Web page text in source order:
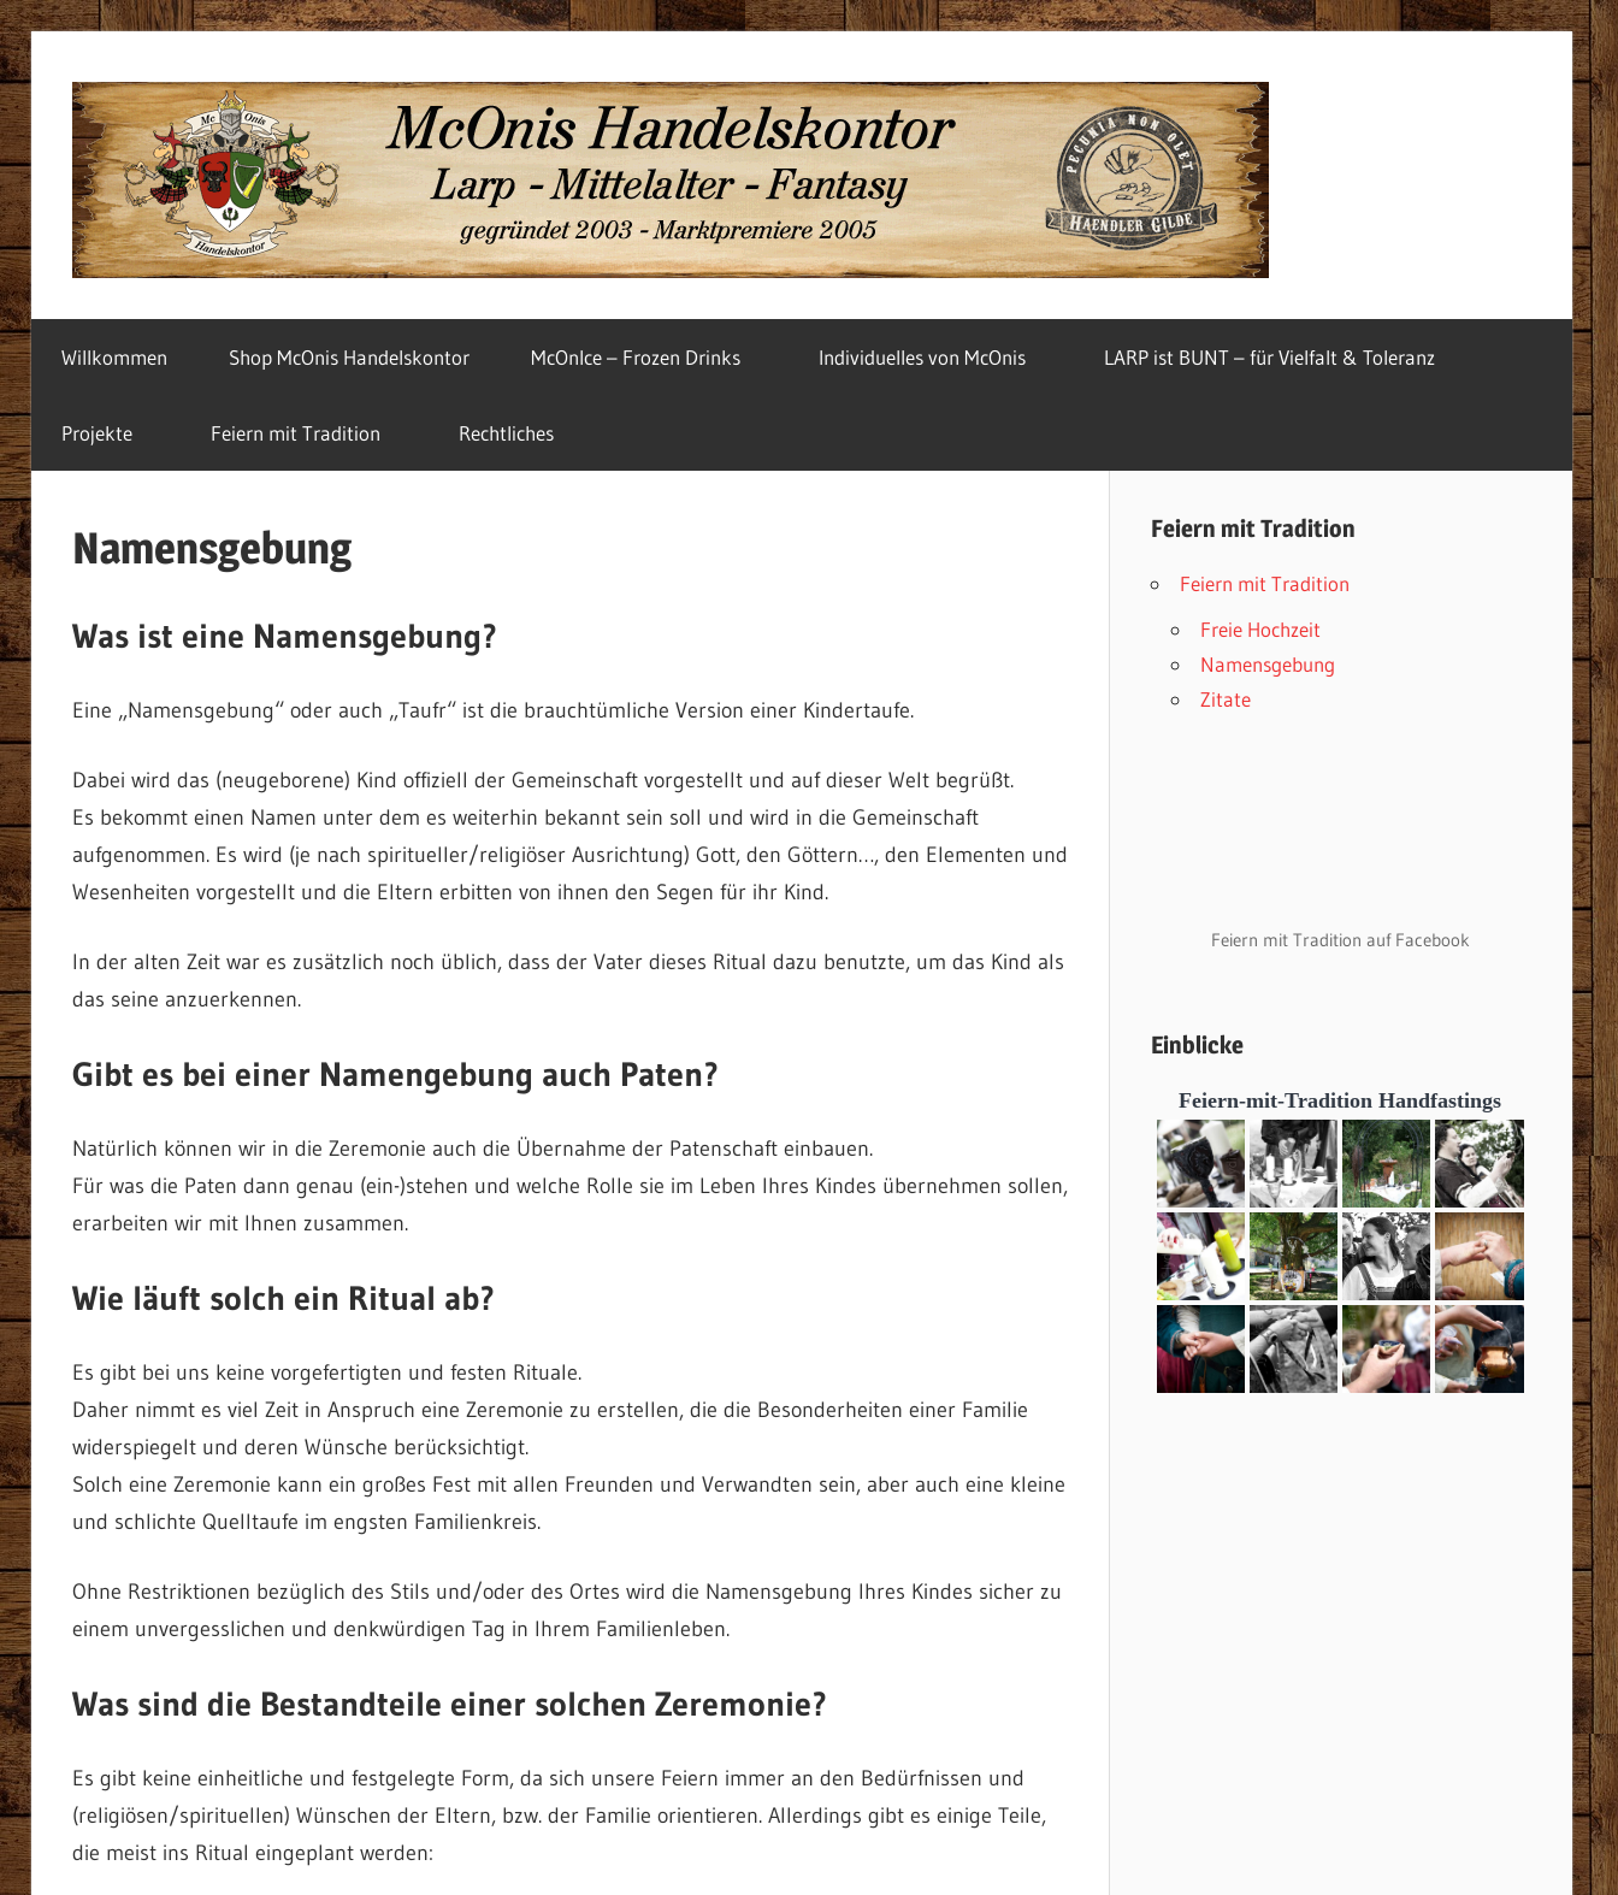
Zum
Inhalt
springen
Angebote
Willkommen
Shop McOnis Handelskontor McOnIce – Frozen Drinks Individuelles von McOnis LARP ist BUNT – für Vielfalt & Toleranz
Projekte Feiern mit Tradition Rechtliches
Namensgebung
Was ist eine Namensgebung?
Eine „Namensgebung“ oder auch „Taufr“ ist die brauchtümliche Version einer Kindertaufe.
Dabei wird das (neugeborene) Kind offiziell der Gemeinschaft vorgestellt und auf dieser Welt begrüßt.
Es bekommt einen Namen unter dem es weiterhin bekannt sein soll und wird in die Gemeinschaft
aufgenommen. Es wird (je nach spiritueller/religiöser Ausrichtung) Gott, den Göttern…, den Elementen und
Wesenheiten vorgestellt und die Eltern erbitten von ihnen den Segen für ihr Kind.
In der alten Zeit war es zusätzlich noch üblich, dass der Vater dieses Ritual dazu benutzte, um das Kind als
das seine anzuerkennen.
Gibt es bei einer Namengebung auch Paten?
Natürlich können wir in die Zeremonie auch die Übernahme der Patenschaft einbauen.
Für was die Paten dann genau (ein-)stehen und welche Rolle sie im Leben Ihres Kindes übernehmen sollen,
erarbeiten wir mit Ihnen zusammen.
Wie läuft solch ein Ritual ab?
Es gibt bei uns keine vorgefertigten und festen Rituale.
Daher nimmt es viel Zeit in Anspruch eine Zeremonie zu erstellen, die die Besonderheiten einer Familie
widerspiegelt und deren Wünsche berücksichtigt.
Solch eine Zeremonie kann ein großes Fest mit allen Freunden und Verwandten sein, aber auch eine kleine
und schlichte Quelltaufe im engsten Familienkreis.
Ohne Restriktionen bezüglich des Stils und/oder des Ortes wird die Namensgebung Ihres Kindes sicher zu
einem unvergesslichen und denkwürdigen Tag in Ihrem Familienleben.
Was sind die Bestandteile einer solchen Zeremonie?
Es gibt keine einheitliche und festgelegte Form, da sich unsere Feiern immer an den Bedürfnissen und
(religiösen/spirituellen) Wünschen der Eltern, bzw. der Familie orientieren. Allerdings gibt es einige Teile,
die meist ins Ritual eingeplant werden:
Feiern mit Tradition
Feiern mit Tradition
Freie Hochzeit
Namensgebung
Zitate
Feiern mit Tradition auf Facebook
Einblicke
Feiern-mit-Tradition Handfastings